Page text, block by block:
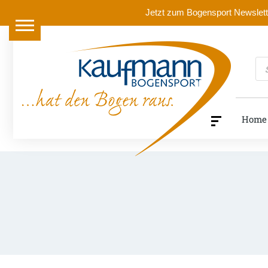
Jetzt zum Bogensport
Home